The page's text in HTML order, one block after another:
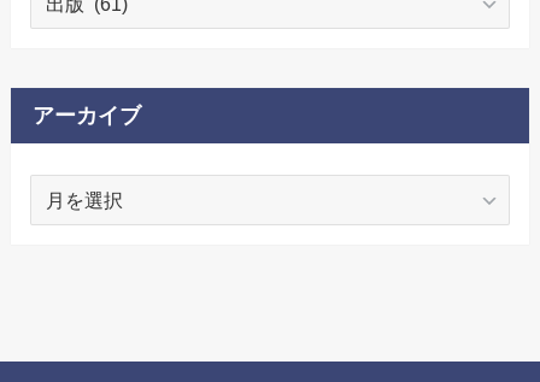
ー
アーカイブ